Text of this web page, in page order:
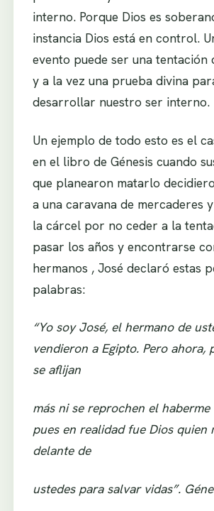
interno. Porque Dios es
instancia Dios está en control.
evento puede ser una tentación
y a la vez una prueba divina
desarrollar nuestro ser interno.
Un ejemplo de todo esto es el
en el libro de Génesis cuando
que planearon matarlo
a una caravana de mercaderes
la cárcel por no ceder a la
pasar los años y encontrarse
hermanos , José declaró estas
palabras:
“Yo soy José, el hermano de
vendieron a Egipto. Pero ahora,
se aflijan
más ni se reprochen el haberme
pues en realidad fue Dios quien
delante de
ustedes para salvar vidas”.